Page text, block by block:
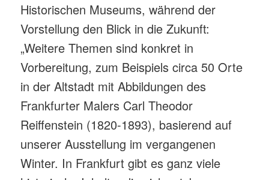
Historischen Museums, während der
Vorstellung den Blick in die Zukunft:
„Weitere Themen sind konkret in
Vorbereitung, zum Beispiels circa 50 Orte
in der Altstadt mit Abbildungen des
Frankfurter Malers Carl Theodor
Reiffenstein (1820-1893), basierend auf
unserer Ausstellung im vergangenen
Winter. In Frankfurt gibt es ganz viele